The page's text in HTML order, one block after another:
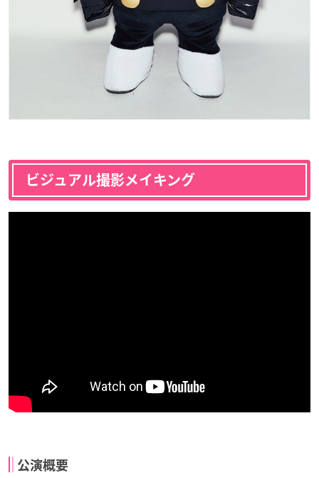
ビジュアル撮影メイキング
公演概要